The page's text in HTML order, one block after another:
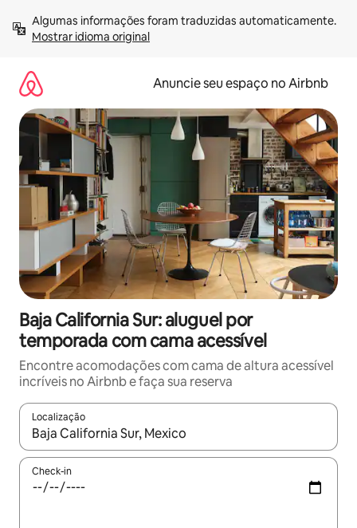
para
Mostrar idioma original
Anuncie seu espaço no Airbnb
Baja California Sur: aluguel por
temporada com cama acessível
Encontre acomodações com cama de altura acessível
incríveis no Airbnb e faça sua reserva
Localização
Quando os resultados estiverem disponíveis, explore-os
Check-in